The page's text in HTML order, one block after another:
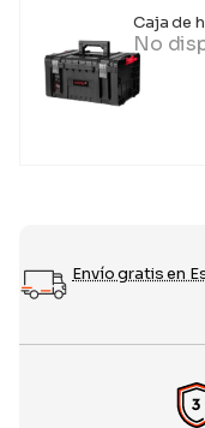
Caja de
No
Envío gratis en